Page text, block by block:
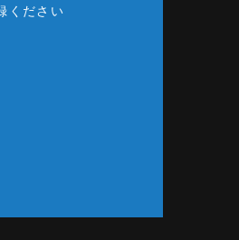
ください